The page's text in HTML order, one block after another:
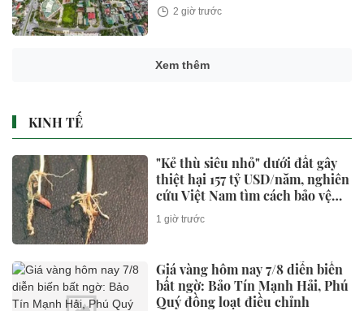
2 giờ trước
Xem thêm
KINH TẾ
"Kẻ thù siêu nhỏ" dưới đất gây
thiệt hại 157 tỷ USD/năm, nghiên
cứu Việt Nam tìm cách bảo vệ
cây lúa
1 giờ trước
Giá vàng hôm nay 7/8 diễn biến
bất ngờ: Bảo Tín Mạnh Hải, Phú
Quý đồng loạt điều chỉnh